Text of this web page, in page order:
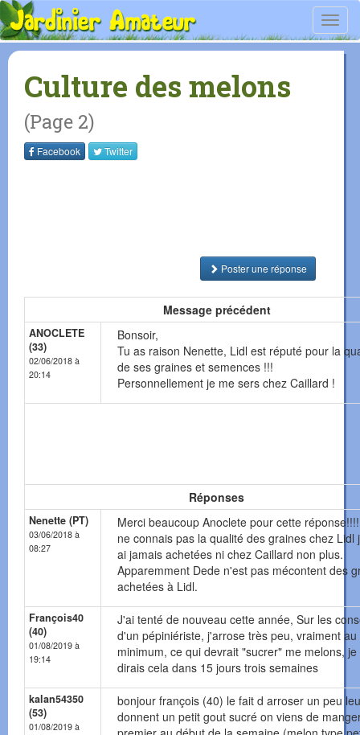
Culture des melons
(Page 2)
Facebook Twitter
Poster une réponse
Message précédent
ANOCLETE
(33)
02/06/2018 à
20:14
Bonsoir,
Tu as raison Nenette, Lidl est réputé pour la
de ses graines et semences !!!
Personnellement je me sers chez Caillard !
Réponses
Nenette (PT)
03/06/2018 à
08:27
Merci beaucoup Anoclete pour cette
ne connais pas la qualité des graines chez Lidl
ai jamais achetées ni chez Caillard non plus.
Apparemment Dede n'est pas mécontent des
achetées à Lidl.
François40
(40)
01/08/2019 à
19:14
J'ai tenté de nouveau cette année, Sur les
d'un pépiniériste, j'arrose très peu, vraiment au
minimum, ce qui devrait "sucrer" me melons, je
dirais cela dans 15 jours trois semaines
kalan54350
(53)
01/08/2019 à
bonjour françois (40) le fait d arroser un peu
donnent un petit gout sucré on viens de